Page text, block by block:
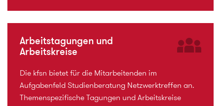
Arbeitstagungen und
Arbeitskreise
Die kfsn bietet für die Mitarbeitenden im
Aufgabenfeld Studienberatung Netzwerktreffen an.
Themenspezifische Tagungen und Arbeitskreise